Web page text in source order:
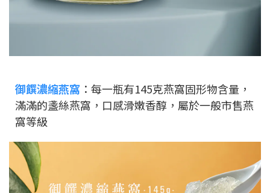
御饌濃縮燕窩 ：每一瓶有145克燕窩固形物含量，
滿滿的盞絲燕窩，口感滑嫩香醇，屬於一般市售燕
窩等級